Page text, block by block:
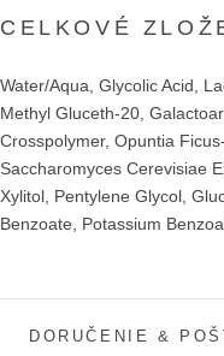
CELKOVÉ
Water/Aqua, Glycolic Acid,
Methyl Gluceth-20,
Crosspolymer, Opuntia
Saccharomyces Cerevisiae
Xylitol, Pentylene Glycol,
Benzoate, Potassium
DORUČENIE &